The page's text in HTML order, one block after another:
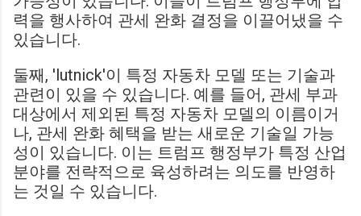
력을 행사하여 관세 완화 결정을 이끌어냈을 수
있습니다.
둘째, 'lutnick'이 특정 자동차 모델 또는 기술과
관련이 있을 수 있습니다. 예를 들어, 관세 부과
대상에서 제외된 특정 자동차 모델의 이름이거
나, 관세 완화 혜택을 받는 새로운 기술일 가능
성이 있습니다. 이는 트럼프 행정부가 특정 산업
분야를 전략적으로 육성하려는 의도를 반영하
는 것일 수 있습니다.